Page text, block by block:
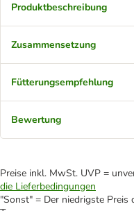
Produktbeschreibung
Zusammensetzung
Fütterungsempfehlung
Bewertung
Preise inkl. MwSt. UVP =
die Lieferbedingungen
"Sonst" = Der niedrigste